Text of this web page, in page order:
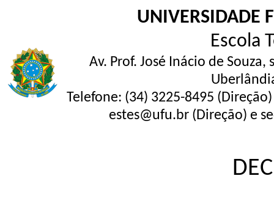
UNIVERSIDADE
Escola
Av. Prof. José Inácio de
Telefone: (34) 3225-8495
estes@ufu.br (Direção) e